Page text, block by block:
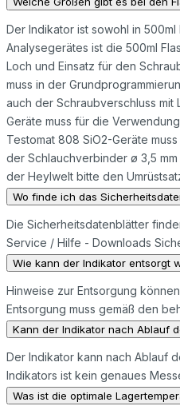
Der Indikator ist sowohl in
Analysegerätes ist die 500ml
Loch und Einsatz für den
muss in der
auch der Schraubverschluss
Geräte muss für die
Testomat 808 SiO2-Geräte
der Schlauchverbinder ø 3,5
der Heylwelt bitte den
Wo finde ich das
Die Sicherheitsdatenblätter
Service / Hilfe - Downloads
Wie kann der Indikator entsorgt
Hinweise zur Entsorgung
Entsorgung muss gemäß den
Kann der Indikator nach Ablauf
Der Indikator kann nach Ablauf
Indikators ist kein genaues
Was ist die optimale